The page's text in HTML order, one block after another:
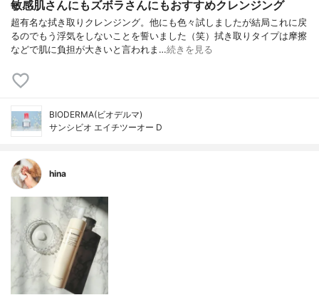
敏感肌さんにもズボラさんにもおすすめクレンジング
超有名な拭き取りクレンジング。他にも色々試しましたが結局これに戻
るのでもう浮気をしないことを誓いました（笑）拭き取りタイプは摩擦
などで肌に負担が大きいと言われま…続きを見る
BIODERMA(ビオデルマ)
サンシビオ エイチツーオー D
hina